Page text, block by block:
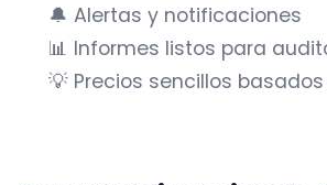
🔔 Alertas y notificaciones
📊 Informes listos para
💡 Precios sencillos